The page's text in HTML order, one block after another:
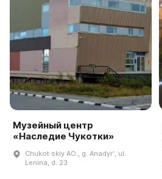
Музейный центр
«Наследие Чукотки»
Chukot·skiy AO., g. Anadyrʹ, ul.
Lenina, d. 23